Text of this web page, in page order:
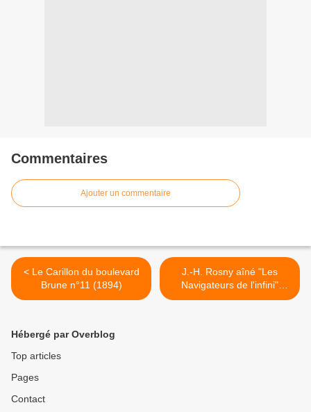
Commentaires
Ajouter un commentaire
< Le Carillon du boulevard
Brune n°11 (1894)
J.-H. Rosny aîné "Les
Navigateurs de l'infini"
(Nouvelle Revue Critique -
Hébergé par Overblog
Top articles
Pages
Contact